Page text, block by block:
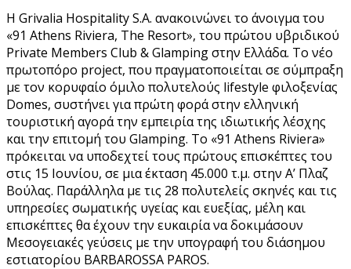
Η Grivalia Hospitality S.A. ανακοινώνει το άνοιγμα του
«91 Athens Riviera, The Resort», του πρώτου υβριδικού
Private Members Club & Glamping στην Ελλάδα. To νέο
πρωτοπόρο project, που πραγματοποιείται σε σύμπραξη
με τον κορυφαίο όμιλο πολυτελούς lifestyle φιλοξενίας
Domes, συστήνει για πρώτη φορά στην ελληνική
τουριστική αγορά την εμπειρία της ιδιωτικής λέσχης
και την επιτομή του Glamping. Το «91 Athens Riviera»
πρόκειται να υποδεχτεί τους πρώτους επισκέπτες του
στις 15 Ιουνίου, σε μια έκταση 45.000 τ.μ. στην Α’ Πλαζ
Βούλας. Παράλληλα με τις 28 πολυτελείς σκηνές και τις
υπηρεσίες σωματικής υγείας και ευεξίας, μέλη και
επισκέπτες θα έχουν την ευκαιρία να δοκιμάσουν
Μεσογειακές γεύσεις με την υπογραφή του διάσημου
εστιατορίου BARBAROSSA PAROS.